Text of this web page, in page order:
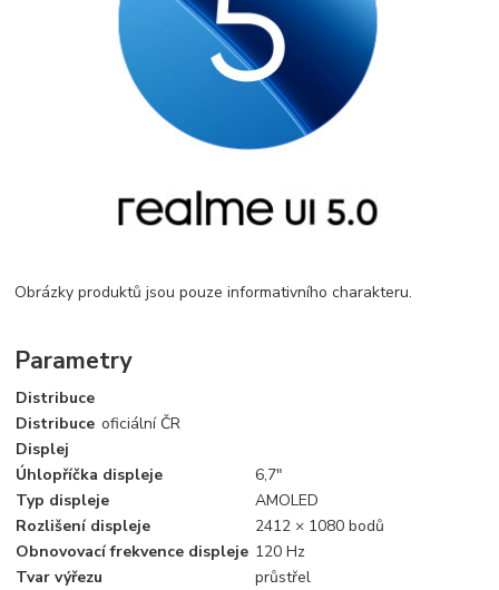
Obrázky produktů jsou pouze informativního charakteru.
Parametry
Distribuce
Distribuce oficiální ČR
Displej
Úhlopříčka displeje
6,7"
Typ displeje
AMOLED
Rozlišení displeje
2412 × 1080 bodů
Obnovovací frekvence displeje 120 Hz
Tvar výřezu
průstřel